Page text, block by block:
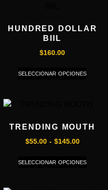
HUNDRED DOLLAR
BIIL
$160.00
SELECCIONAR OPCIONES
TRENDING MOUTH
$55.00 - $145.00
SELECCIONAR OPCIONES